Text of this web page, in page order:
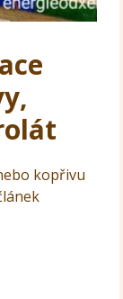
kopřivu